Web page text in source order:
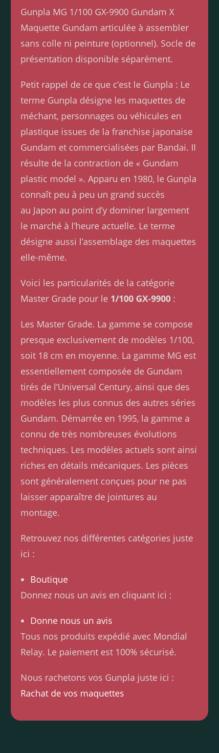
Gunpla MG 1/100 GX-9900 Gundam X
Maquette Gundam articulée à assembler
sans colle ni peinture (optionnel). Socle de
présentation disponible séparément.
Petit rappel de ce que c’est le Gunpla : Le
terme Gunpla désigne les maquettes de
méchant, personnages ou véhicules en
plastique issues de la franchise japonaise
Gundam et commercialisées par Bandai. Il
résulte de la contraction de « Gundam
plastic model ». Apparu en 1980, le Gunpla
connaît peu à peu un grand succès
au Japon au point d’y dominer largement
le marché à l’heure actuelle. Le terme
désigne aussi l’assemblage des maquettes
elle-même.
Voici les particularités de la catégorie
Master Grade pour le 1/100 GX-9900 :
Les Master Grade. La gamme se compose
presque exclusivement de modèles 1/100,
soit 18 cm en moyenne. La gamme MG est
essentiellement composée de Gundam
tirés de l’Universal Century, ainsi que des
modèles les plus connus des autres séries
Gundam. Démarrée en 1995, la gamme a
connu de très nombreuses évolutions
techniques. Les modèles actuels sont ainsi
riches en détails mécaniques. Les pièces
sont généralement conçues pour ne pas
laisser apparaître de jointures au
montage.
Retrouvez nos différentes catégories juste
ici :
Boutique
Donnez nous un avis en cliquant ici :
Donne nous un avis
Tous nos produits expédié avec Mondial
Relay. Le paiement est 100% sécurisé.
Nous rachetons vos Gunpla juste ici :
Rachat de vos maquettes